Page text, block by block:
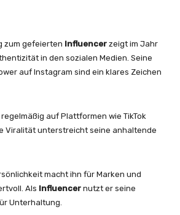
zum gefeierten Influencer zeigt im Jahr
in den sozialen Medien. Seine
auf Instagram sind ein klares Zeichen
auf Plattformen wie TikTok
Viralität unterstreicht seine anhaltende
macht ihn für Marken und
Als Influencer nutzt er seine
Unterhaltung.